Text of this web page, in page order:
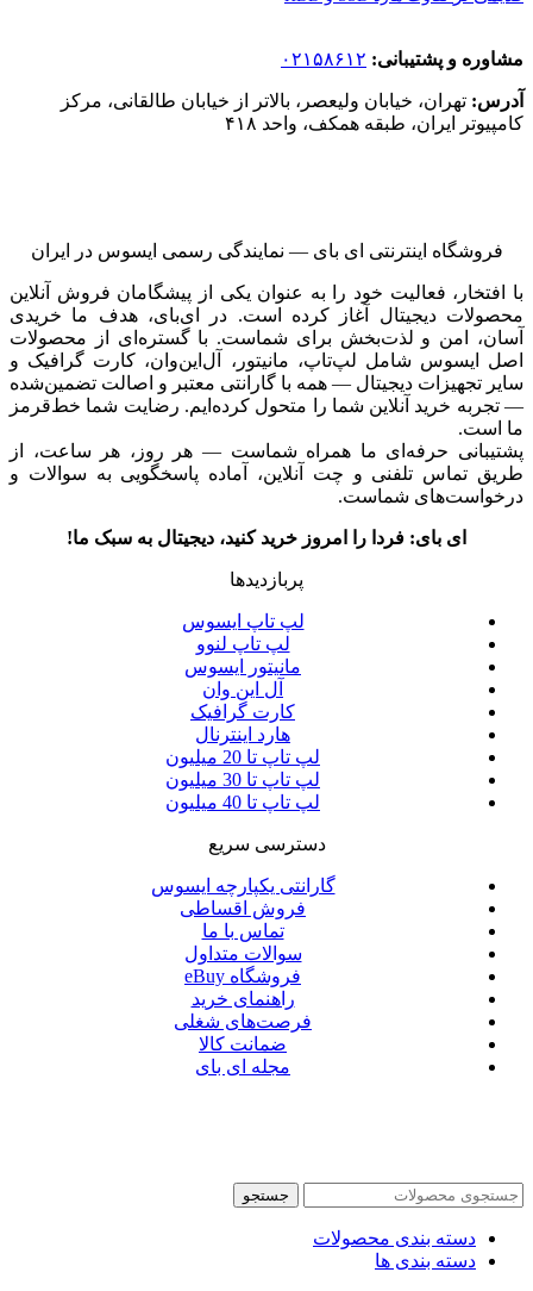
مشاوره و پشتیبانی: ۰۲۱۵۸۶۱۲
آدرس: تهران، خیابان ولیعصر، بالاتر از خیابان طالقانی، مرکز
کامپیوتر ایران، طبقه همکف، واحد ۴۱۸
فروشگاه اینترنتی ای‌ بای — نمایندگی رسمی ایسوس در ایران
با افتخار، فعالیت خود را به عنوان یکی از پیشگامان فروش آنلاین
محصولات دیجیتال آغاز کرده است. در ای‌بای، هدف ما خریدی
آسان، امن و لذت‌بخش برای شماست. با گستره‌ای از محصولات
اصل ایسوس شامل لپ‌تاپ، مانیتور، آل‌این‌وان، کارت گرافیک و
سایر تجهیزات دیجیتال — همه با گارانتی معتبر و اصالت تضمین‌شده
— تجربه خرید آنلاین شما را متحول کرده‌ایم. رضایت شما خط‌قرمز
ما است.
پشتیبانی حرفه‌ای ما همراه شماست — هر روز، هر ساعت، از
طریق تماس تلفنی و چت آنلاین، آماده پاسخگویی به سوالات و
درخواست‌های شماست.
ای بای: فردا را امروز خرید کنید، دیجیتال به سبک ما!
پربازدیدها
لپ تاپ ایسوس
لپ تاپ لنوو
مانیتور ایسوس
آل این وان
کارت گرافیک
هارد اینترنال
لپ تاپ تا 20 میلیون
لپ تاپ تا 30 میلیون
لپ تاپ تا 40 میلیون
دسترسی سریع
گارانتی یکپارچه ایسوس
فروش اقساطی
تماس با ما
سوالات متداول
فروشگاه eBuy
راهنمای خرید
فرصت‌های شغلی
ضمانت کالا
مجله ای بای
جستجو
دسته بندی محصولات
دسته بندی ها